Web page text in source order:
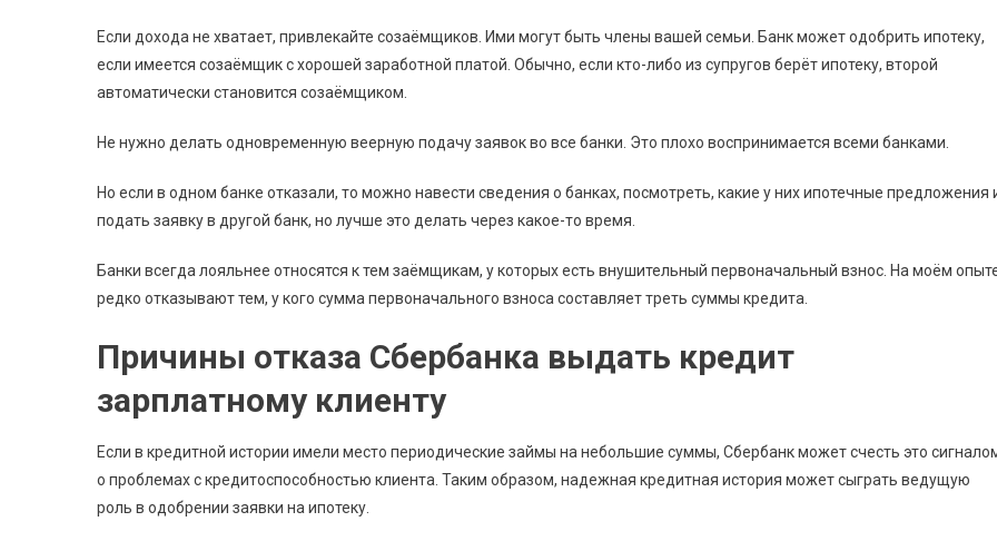
Если дохода не хватает, привлекайте созаёмщиков. Ими могут быть члены вашей семьи. Банк может одобрить ипотеку,
если имеется созаёмщик с хорошей заработной платой. Обычно, если кто-либо из супругов берёт ипотеку, второй
автоматически становится созаёмщиком.
Не нужно делать одновременную веерную подачу заявок во все банки. Это плохо воспринимается всеми банками.
Но если в одном банке отказали, то можно навести сведения о банках, посмотреть, какие у них ипотечные предложения
подать заявку в другой банк, но лучше это делать через какое-то время.
Банки всегда лояльнее относятся к тем заёмщикам, у которых есть внушительный первоначальный взнос. На моём
редко отказывают тем, у кого сумма первоначального взноса составляет треть суммы кредита.
Причины отказа Сбербанка выдать кредит
зарплатному клиенту
Если в кредитной истории имели место периодические займы на небольшие суммы, Сбербанк может счесть это
о проблемах с кредитоспособностью клиента. Таким образом, надежная кредитная история может сыграть ведущую
роль в одобрении заявки на ипотеку.